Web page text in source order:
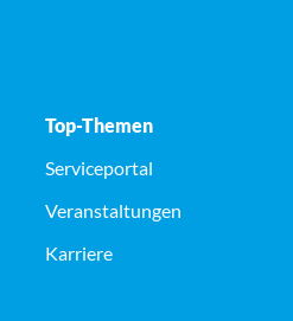
Top-Themen
Serviceportal
Veranstaltungen
Karriere